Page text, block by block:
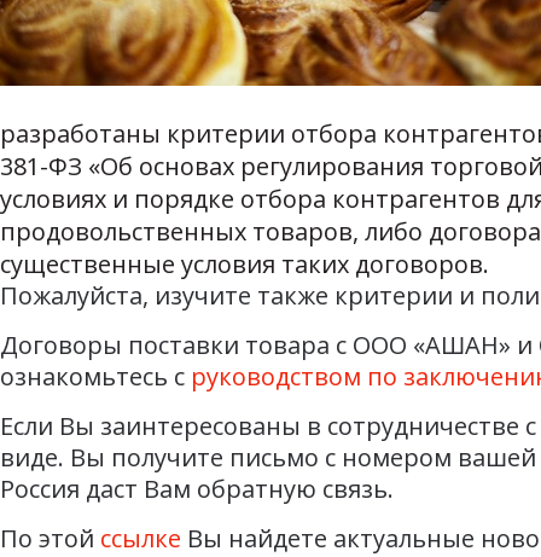
разработаны критерии отбора
381-ФЗ «Об основах регулирования
условиях и порядке отбора контрагентов
продовольственных товаров, либо
существенные условия таких договоров.
Пожалуйста, изучите также критерии и
Договоры поставки товара с ООО «АШАН»
ознакомьтесь с руководством по
Если Вы заинтересованы в сотрудничестве
виде. Вы получите письмо с номером
Россия даст Вам обратную связь.
По этой ссылке Вы найдете актуальные